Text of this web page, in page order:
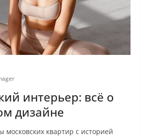
интерьер: всё о
дизайне
московских квартир с историей